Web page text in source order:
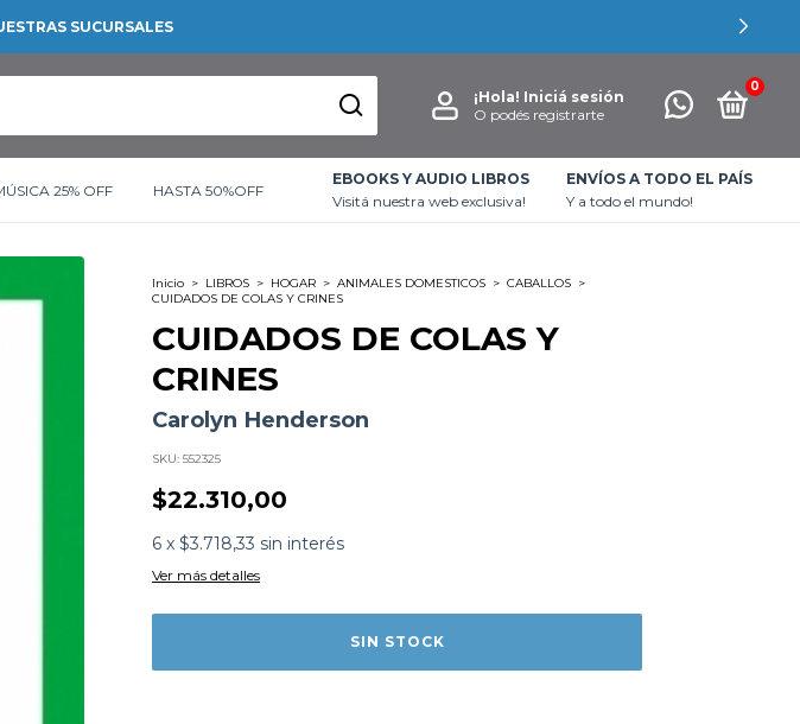
SUCURSALES
¡Hola! Iniciá sesión
O podés registrarte
0
25% OFF HASTA 50%OFF
EBOOKS Y AUDIO LIBROS
Visitá nuestra web exclusiva!
ENVÍOS A TODO EL PAÍS
Y a todo el mundo!
Inicio > LIBROS > HOGAR > ANIMALES DOMESTICOS > CABALLOS >
CUIDADOS DE COLAS Y CRINES
CUIDADOS DE COLAS Y
CRINES
Carolyn Henderson
SKU: 552325
$22.310,00
6 x $3.718,33 sin interés
Ver más detalles